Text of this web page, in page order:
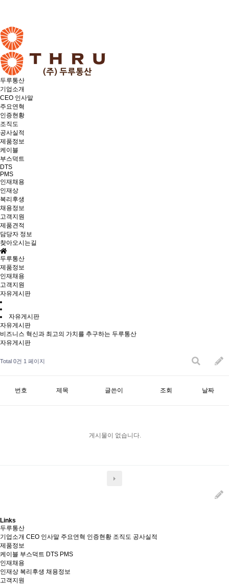
두루통산
기업소개
CEO 인사말
주요연혁
인증현황
조직도
공사실적
제품정보
케이블
부스덕트
DTS
PMS
인재채용
인재상
복리후생
채용정보
고객지원
제품견적
담당자 정보
찾아오시는길
두루통산
제품정보
인재채용
고객지원
자유게시판
자유게시판
자유게시판
비즈니스 혁신과 최고의 가치를 추구하는 두루통산
자유게시판
Total 0건 1 페이지
번호 제목 글쓴이 조회 날짜
게시물이 없습니다.
Links
두루통산
기업소개 CEO 인사말 주요연혁 인증현황 조직도 공사실적
제품정보
케이블 부스덕트 DTS PMS
인재채용
인재상 복리후생 채용정보
고객지원